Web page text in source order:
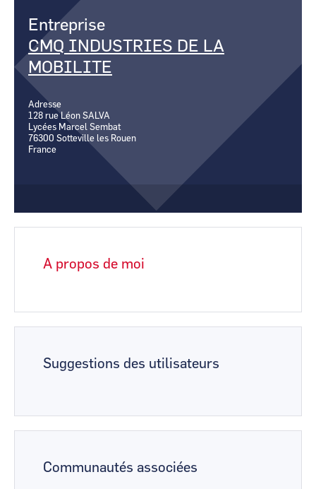
CCI Business
Pays de la Loire
CCI Business
Pays de la Loire
Entreprise
CMQ INDUSTRIES DE LA
MOBILITE
Adresse
128 rue Léon SALVA
Lycées Marcel Sembat
76300 Sotteville les Rouen
France
A propos de moi
Suggestions des utilisateurs
Communautés associées